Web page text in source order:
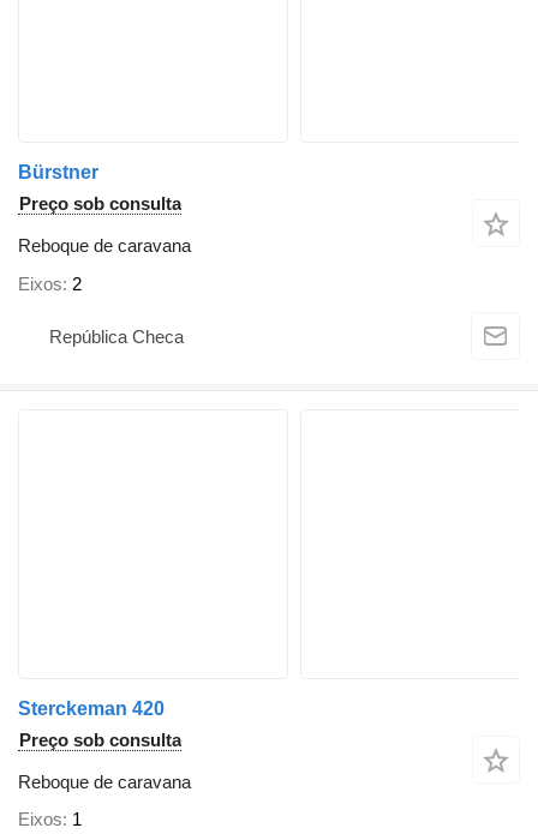
Bürstner
Preço sob consulta
Reboque de caravana
Eixos 2
República Checa
Sterckeman 420
Preço sob consulta
Reboque de caravana
Eixos 1